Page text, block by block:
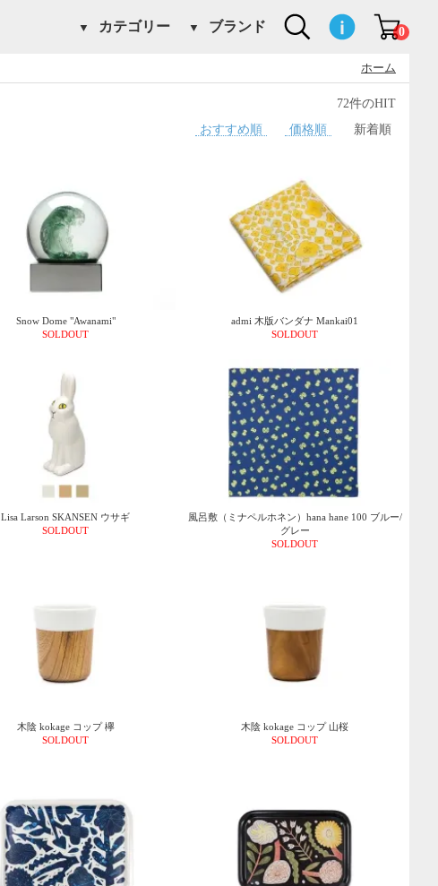
カテゴリー ブランド 0
ホーム
72件のHIT
おすすめ順
価格順 新着順
Snow Dome "Awanami"
SOLDOUT
admi 木版バンダナ Mankai01
SOLDOUT
Lisa Larson SKANSEN ウサギ
SOLDOUT
風呂敷（ミナペルホネン）hana hane 100 ブルー/
グレー
SOLDOUT
木陰 kokage コップ 欅
SOLDOUT
木陰 kokage コップ 山桜
SOLDOUT